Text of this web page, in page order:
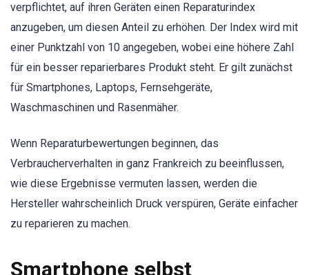
verpflichtet, auf ihren Geräten einen Reparaturindex
anzugeben, um diesen Anteil zu erhöhen. Der Index wird mit
einer Punktzahl von 10 angegeben, wobei eine höhere Zahl
für ein besser reparierbares Produkt steht. Er gilt zunächst
für Smartphones, Laptops, Fernsehgeräte,
Waschmaschinen und Rasenmäher.
Wenn Reparaturbewertungen beginnen, das
Verbraucherverhalten in ganz Frankreich zu beeinflussen,
wie diese Ergebnisse vermuten lassen, werden die
Hersteller wahrscheinlich Druck verspüren, Geräte einfacher
zu reparieren zu machen.
Smartphone selbst